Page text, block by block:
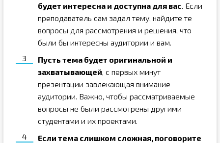
будет интересна и доступна для вас. Если
преподаватель сам задал тему, найдите те
вопросы для рассмотрения и решения, что
были бы интересны аудитории и вам.
Пусть тема будет оригинальной и
захватывающей, с первых минут
презентации завлекающая внимание
аудитории. Важно, чтобы рассматриваемые
вопросы не были рассмотрены другими
студентами и их проектами.
Если тема слишком сложная, поговорите